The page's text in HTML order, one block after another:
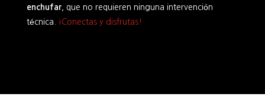
enchufar, que no requieren ninguna intervención
técnica.
¡Conectas y disfrutas!